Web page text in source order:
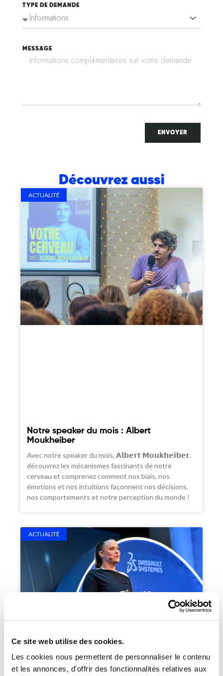
Ce site web utilise des cookies.
Les cookies nous permettent de personnaliser le contenu
et les annonces, d'offrir des fonctionnalités relatives aux
TYPE DE DEMANDE
MESSAGE
ENVOYER
Découvrez aussi
ACTUALITÉ
Notre speaker du mois : Albert
Moukheiber
Avec notre speaker du mois, 𝗔𝗹𝗯𝗲𝗿𝘁 𝗠𝗼𝘂𝗸𝗵𝗲𝗶𝗯𝗲𝗿,
découvrez les mécanismes fascinants de notre
cerveau et comprenez comment nos biais, nos
émotions et nos intuitions façonnent nos décisions,
nos comportements et notre perception du monde !
ACTUALITÉ